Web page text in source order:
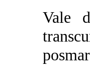
Vale